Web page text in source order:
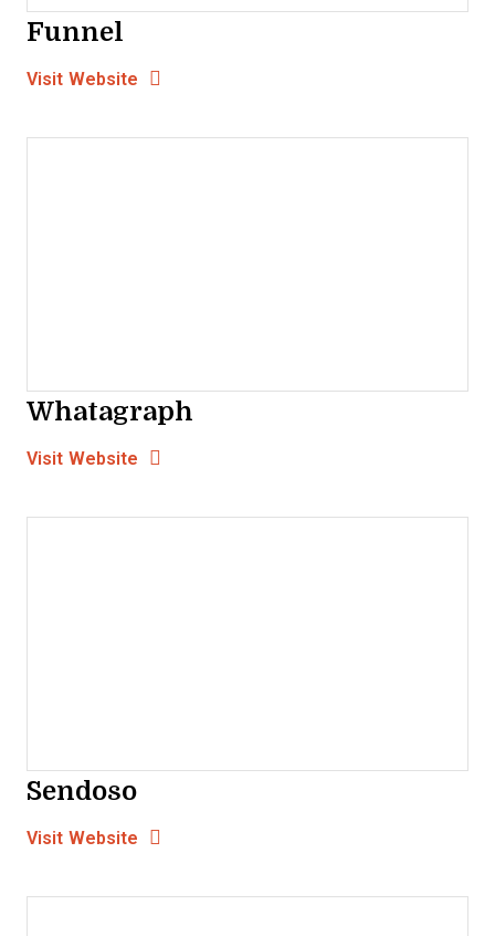
Funnel
Visit Website Opens New Window
Whatagraph
Visit Website Opens New Window
Sendoso
Visit Website Opens New Window